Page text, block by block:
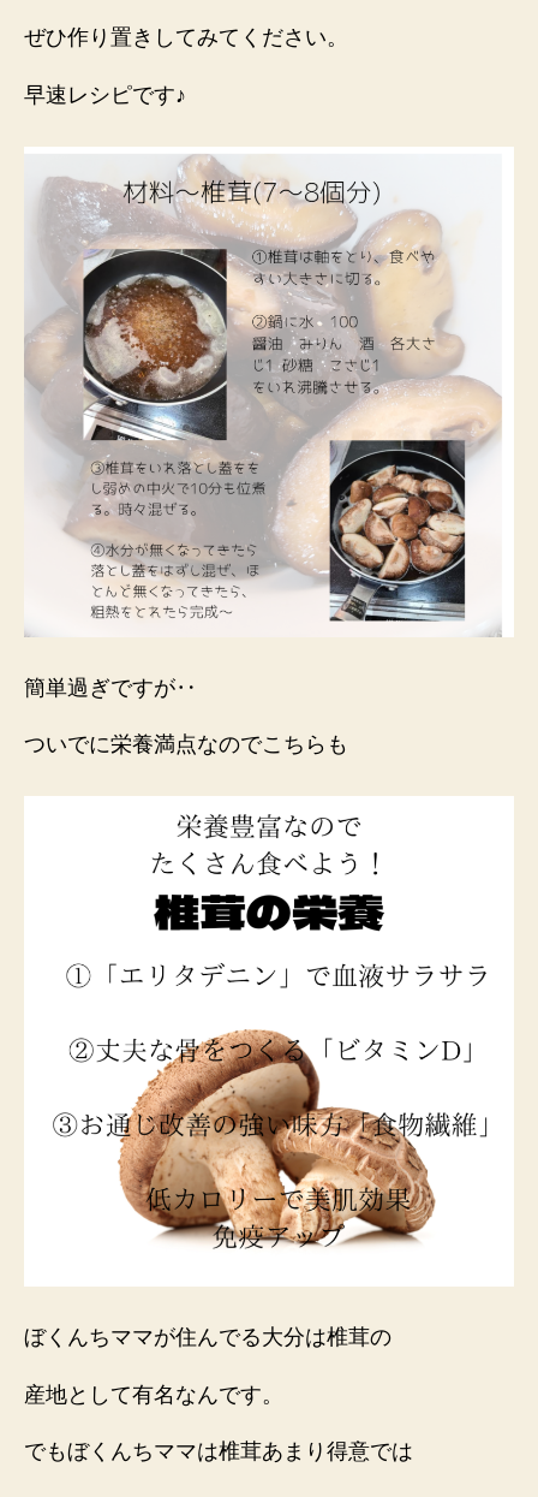
ぜひ作り置きしてみてください。
早速レシピです♪
簡単過ぎですが‥
ついでに栄養満点なのでこちらも
ぼくんちママが住んでる大分は椎茸の
産地として有名なんです。
でもぼくんちママは椎茸あまり得意では